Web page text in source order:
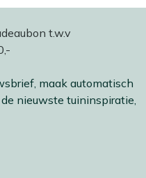
maak automatisch
nieuwste tuininspiratie,